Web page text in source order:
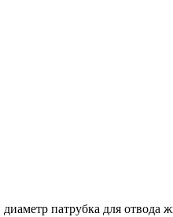
патрубка для отвода